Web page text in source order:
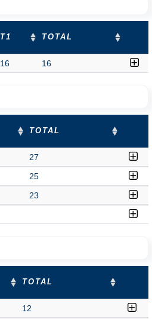
T1 TOTAL
16 16
TOTAL
27
25
23
TOTAL
12